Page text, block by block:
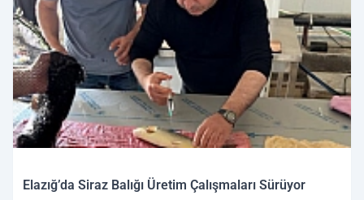
Elazığ’da Siraz Balığı Üretim Çalışmaları Sürüyor